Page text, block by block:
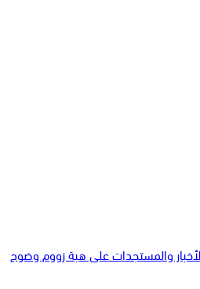
والمستجدات على هبة زووم وضوح